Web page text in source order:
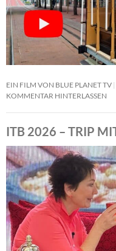
EIN FILM VON BLUE PLANET TV
KOMMENTAR HINTERLASSEN
ITB 2026 – TRIP